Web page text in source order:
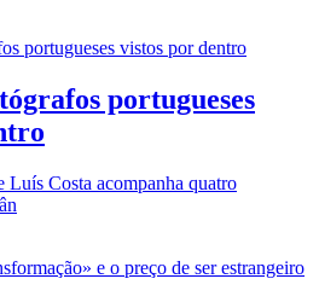
portugueses
Luís Costa acompanha quatro